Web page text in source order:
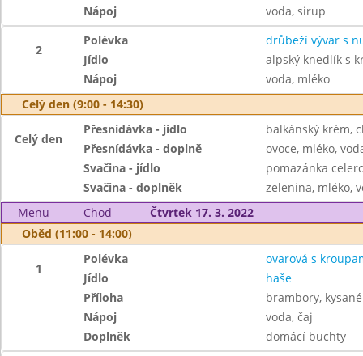
Nápoj
voda, sirup
2
Polévka
drůbeží vývar s
Jídlo
alpský knedlík s
Nápoj
voda, mléko
Celý den (9:00 - 14:30)
Celý den
Přesnídávka - jídlo
balkánský krém,
Přesnídávka - doplně
ovoce, mléko,
Svačina - jídlo
pomazánka
Svačina - doplněk
zelenina, mléko,
Menu
Chod
Čtvrtek 17. 3. 2022
Oběd (11:00 - 14:00)
1
Polévka
ovarová s
Jídlo
haše
Příloha
brambory,
Nápoj
voda, čaj
Doplněk
domácí buchty